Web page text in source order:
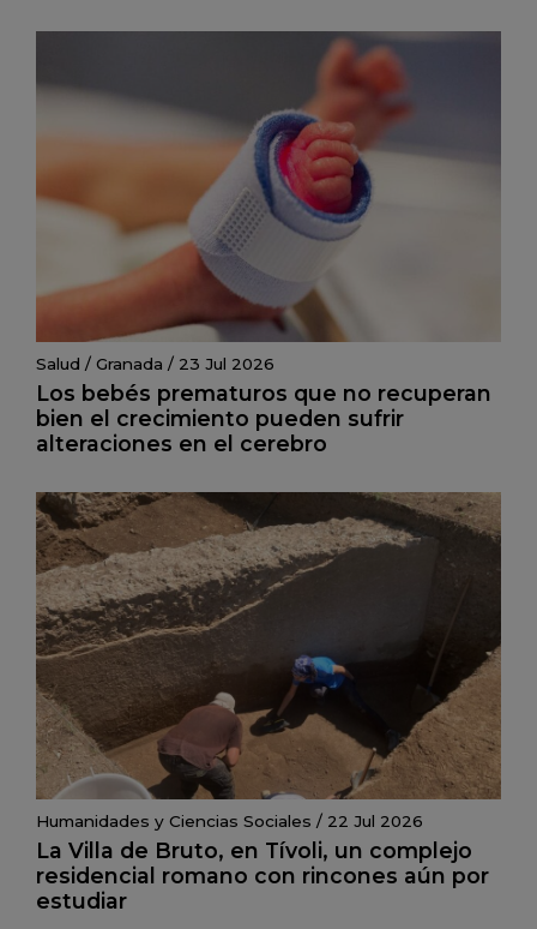
Salud / Granada / 23 Jul 2026
Los bebés prematuros que no recuperan
bien el crecimiento pueden sufrir
alteraciones en el cerebro
Humanidades y Ciencias Sociales / 22 Jul 2026
La Villa de Bruto, en Tívoli, un complejo
residencial romano con rincones aún por
estudiar